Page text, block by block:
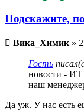
Подскажите,
Непрочитанное
Вика_Химик»
Гость
новости - ИТ
наш
Да уж. У нас есть